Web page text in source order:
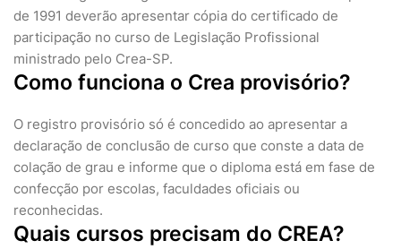
de 1991 deverão apresentar cópia do certificado de
participação no curso de Legislação Profissional
ministrado pelo Crea-SP.
Como funciona o Crea provisório?
O registro provisório só é concedido ao apresentar a
declaração de conclusão de curso que conste a data de
colação de grau e informe que o diploma está em fase de
confecção por escolas, faculdades oficiais ou
reconhecidas.
Quais cursos precisam do CREA?